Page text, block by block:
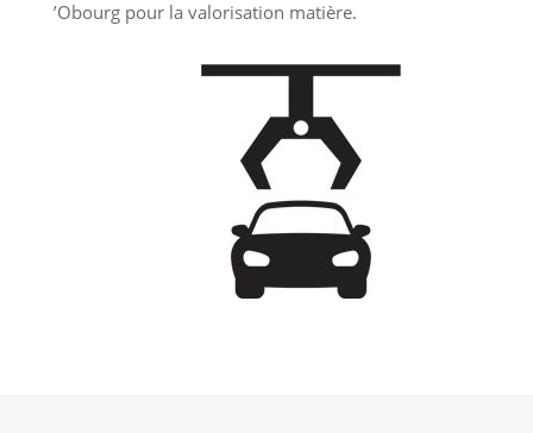
’Obourg pour la valorisation matière.